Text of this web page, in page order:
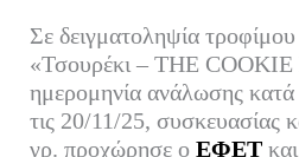
bo
ok
tte
r
ail ed
In
ρ
α
στ
Σε δειγματοληψία τροφίμου
«Τσουρέκι – THE
ημερομηνία ανάλωσης
τις 20/11/25, συσκευασίας
γρ. προχώρησε ο ΕΦΕΤκαι